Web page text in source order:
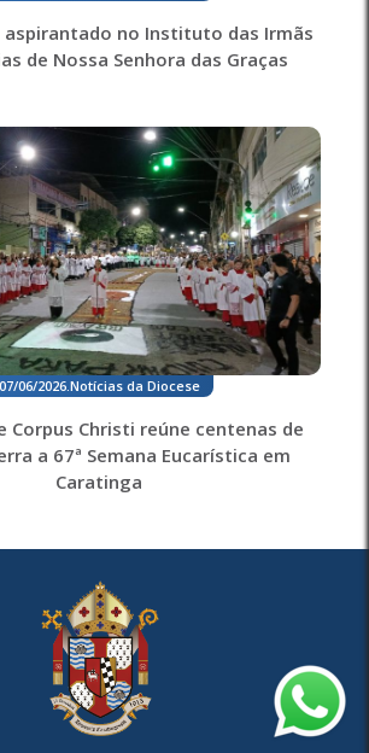
aspirantado no Instituto das Irmãs
de Nossa Senhora das Graças
07/06/2026.Notícias da Diocese
Corpus Christi reúne centenas de
a 67ª Semana Eucarística em
Caratinga